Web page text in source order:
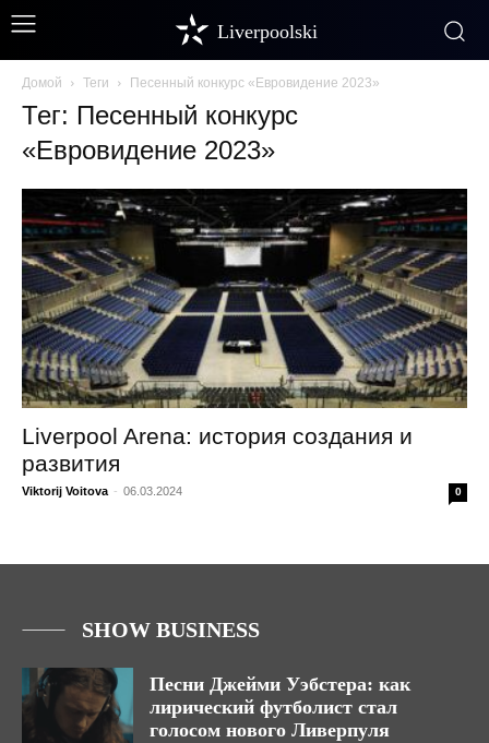
Liverpoolski
Домой Теги Песенный конкурс «Евровидение 2023»
Тег: Песенный конкурс
«Евровидение 2023»
Liverpool Arena: история создания и
развития
Viktorij Voitova - 06.03.2024 0
SHOW BUSINESS
Песни Джейми Уэбстера: как
лирический футболист стал
голосом нового Ливерпуля